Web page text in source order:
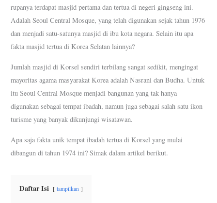
e
b
k
t
t
e
t
s
p
e
t
e
s
t
e
g
m
rupanya terdapat masjid pertama dan tertua di negeri gingseng ini.
Adalah Seoul Central Mosque, yang telah digunakan sejak tahun 1976
dan menjadi satu-satunya masjid di ibu kota negara. Selain itu apa
fakta masjid tertua di Korea Selatan lainnya?
Jumlah masjid di Korsel sendiri terbilang sangat sedikit, mengingat
mayoritas agama masyarakat Korea adalah Nasrani dan Budha. Untuk
itu Seoul Central Mosque menjadi bangunan yang tak hanya
digunakan sebagai tempat ibadah, namun juga sebagai salah satu ikon
turisme yang banyak dikunjungi wisatawan.
Apa saja fakta unik tempat ibadah tertua di Korsel yang mulai
dibangun di tahun 1974 ini? Simak dalam artikel berikut.
Daftar Isi tampilkan